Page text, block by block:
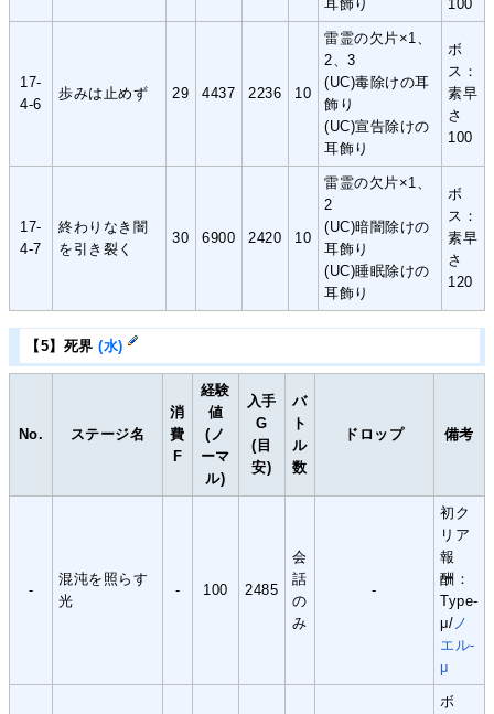
耳飾り
100
17-
4-6
歩みは止めず 29 4437 2236 10
雷霊の欠片×1、
2、3
(UC)毒除けの耳
飾り
(UC)宣告除けの
耳飾り
ボ
ス：
素早
さ
100
17-
4-7
終わりなき闇
を引き裂く
30 6900 2420 10
雷霊の欠片×1、
2
(UC)暗闇除けの
耳飾り
(UC)睡眠除けの
耳飾り
ボ
ス：
素早
さ
120
【5】死界(水)
No. ステージ名
消
費
F
経験
値
(ノ
ーマ
ル)
入手
G
(目
安)
バ
ト
ル
数
ドロップ 備考
-
混沌を照らす
光
- 100 2485
会
話
の
み
-
初ク
リア
報
酬：
Type-
μ/ノ
エル-
μ
ボ